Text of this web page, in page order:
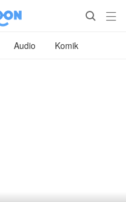
 
Audio Komik